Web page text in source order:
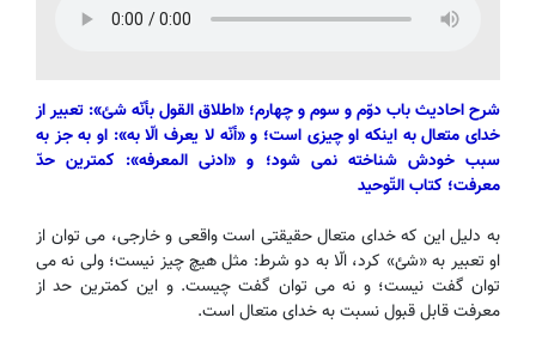
شرح احاديث باب دوّم و سوم و چهارم؛ «اطلاق القول بأنّه شئ»: تعبیر از
خدای متعال به اینکه او چیزی است؛ و «أنّه لا یعرف الّا به»: او به جز به
سبب خودش شناخته نمی شود؛ و «ادنی المعرفه»: کمترین حدّ
معرفت؛ کتاب التّوحید
به دلیل این که خدای متعال حقیقتی است واقعی و خارجی، می توان از
او تعبیر به «شئ» کرد، الّا به دو شرط: مثل هیچ چیز نیست؛ ولی نه می
توان گفت نیست؛ و نه می توان گفت چیست. و این کمترین حد از
معرفت قابل قبول نسبت به خدای متعال است.